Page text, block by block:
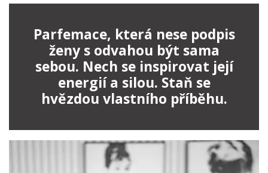
Parfemace, která nese podpis
ženy s odvahou být sama
sebou. Nech se inspirovat její
energií a silou. Staň se
hvězdou vlastního příběhu.